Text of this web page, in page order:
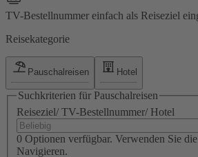
TV-Bestellnummer einfach als Reiseziel
Reisekategorie
Pauschalreisen Hotel
Suchkriterien für Pauschalreisen
Reiseziel/ TV-Bestellnummer/ Hotel
0 Optionen verfügbar. Verwenden Sie
Navigieren.